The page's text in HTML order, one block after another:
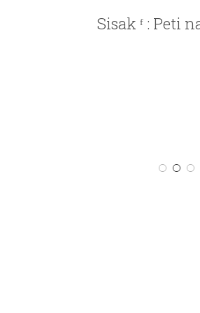
Sisak ᶠ : Peti